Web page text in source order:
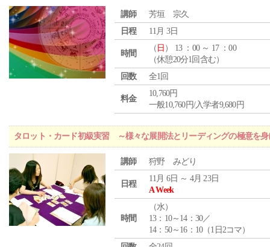
講師
芳垣 宗久
日程
11月 3日
時間
（ 日 ） 13 ：00 ～ 17 ：00
（休憩20分1回含む）
回数
全1回
料金
10,760円
一般10,760円/入学者9,680円
タロット・カード初級実習 ～様々な展開法とリーディングの極意を身
講師 狩野 みどり
日程
11月 6日 ～ 4月 23日
A Week
時間
（水）
13：10～14：30／
14：50～16：10（1日2コマ）